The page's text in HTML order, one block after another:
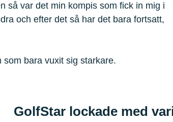
så var det min kompis som fick in mig i
och efter det så har det bara fortsatt,
bara vuxit sig starkare.
GolfStar lockade med